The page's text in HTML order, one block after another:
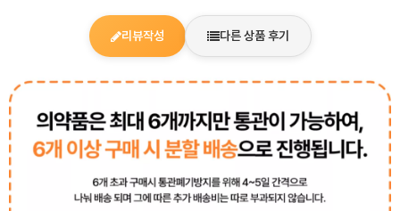
리뷰작성 다른 상품 후기